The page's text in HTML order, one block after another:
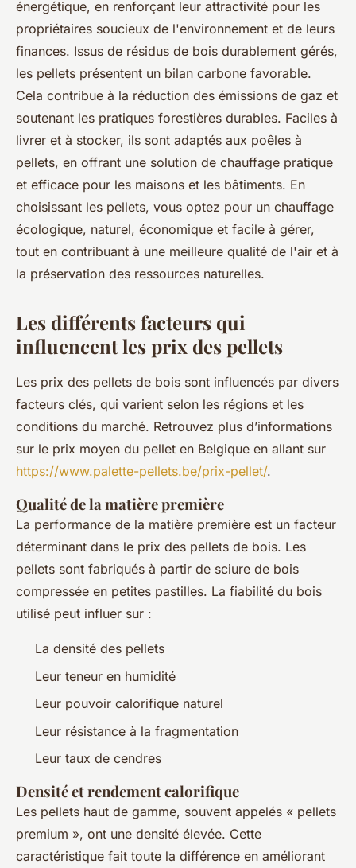
énergétique, en renforçant leur attractivité pour les
propriétaires soucieux de l'environnement et de leurs
finances. Issus de résidus de bois durablement gérés,
les pellets présentent un bilan carbone favorable.
Cela contribue à la réduction des émissions de gaz et
soutenant les pratiques forestières durables. Faciles à
livrer et à stocker, ils sont adaptés aux poêles à
pellets, en offrant une solution de chauffage pratique
et efficace pour les maisons et les bâtiments. En
choisissant les pellets, vous optez pour un chauffage
écologique, naturel, économique et facile à gérer,
tout en contribuant à une meilleure qualité de l'air et à
la préservation des ressources naturelles.
Les différents facteurs qui
influencent les prix des pellets
Les prix des pellets de bois sont influencés par divers
facteurs clés, qui varient selon les régions et les
conditions du marché. Retrouvez plus d’informations
sur le prix moyen du pellet en Belgique en allant sur
https://www.palette-pellets.be/prix-pellet/.
Qualité de la matière première
La performance de la matière première est un facteur
déterminant dans le prix des pellets de bois. Les
pellets sont fabriqués à partir de sciure de bois
compressée en petites pastilles. La fiabilité du bois
utilisé peut influer sur :
La densité des pellets
Leur teneur en humidité
Leur pouvoir calorifique naturel
Leur résistance à la fragmentation
Leur taux de cendres
Densité et rendement calorifique
Les pellets haut de gamme, souvent appelés « pellets
premium », ont une densité élevée. Cette
caractéristique fait toute la différence en améliorant